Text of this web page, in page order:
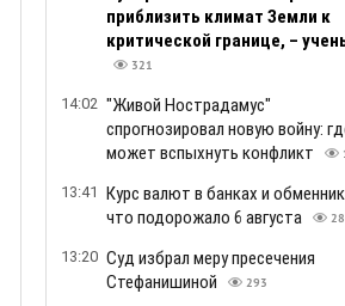
приблизить климат Земли к
критической границе, –
321
14:02 "Живой Нострадамус"
спрогнозировал новую войну:
может вспыхнуть конфликт
13:41 Курс валют в банках и
что подорожало 6 августа
13:20 Суд избрал меру пресечения
Стефанишиной
293